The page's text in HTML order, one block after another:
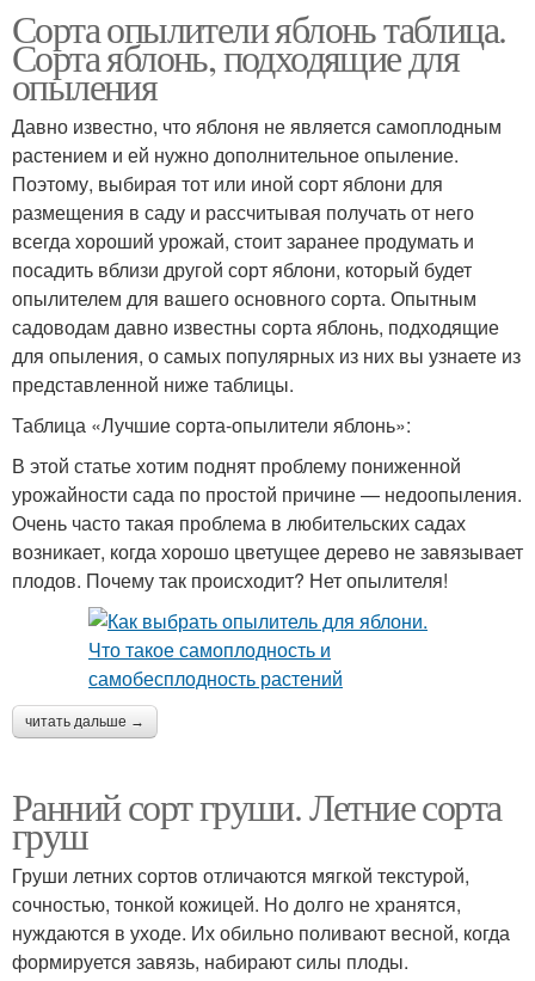
Сорта опылители яблонь таблица.
Сорта яблонь, подходящие для
опыления
Давно известно, что яблоня не является самоплодным
растением и ей нужно дополнительное опыление.
Поэтому, выбирая тот или иной сорт яблони для
размещения в саду и рассчитывая получать от него
всегда хороший урожай, стоит заранее продумать и
посадить вблизи другой сорт яблони, который будет
опылителем для вашего основного сорта. Опытным
садоводам давно известны сорта яблонь, подходящие
для опыления, о самых популярных из них вы узнаете из
представленной ниже таблицы.
Таблица «Лучшие сорта-опылители яблонь»:
В этой статье хотим поднят проблему пониженной
урожайности сада по простой причине — недоопыления.
Очень часто такая проблема в любительских садах
возникает, когда хорошо цветущее дерево не завязывает
плодов. Почему так происходит? Нет опылителя!
читать дальше →
Ранний сорт груши. Летние сорта
груш
Груши летних сортов отличаются мягкой текстурой,
сочностью, тонкой кожицей. Но долго не хранятся,
нуждаются в уходе. Их обильно поливают весной, когда
формируется завязь, набирают силы плоды.